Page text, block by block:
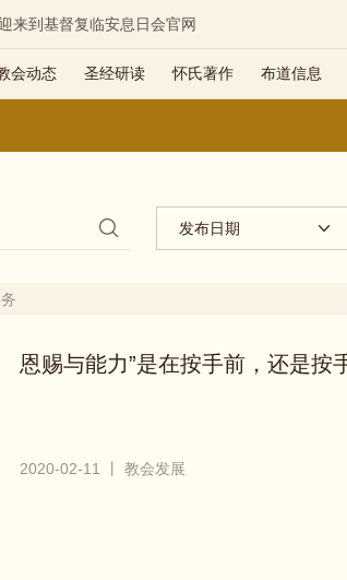
来到基督复临安息日会官网
会动态 圣经研读 怀氏著作 布道信息
发布日期
恩赐与能力”是在按手前，还是按
2020-02-11 丨 教会发展